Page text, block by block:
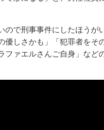
ので刑事事件にしたほうが
しさかも」「犯罪者をそ
ファエルさんご自身」など